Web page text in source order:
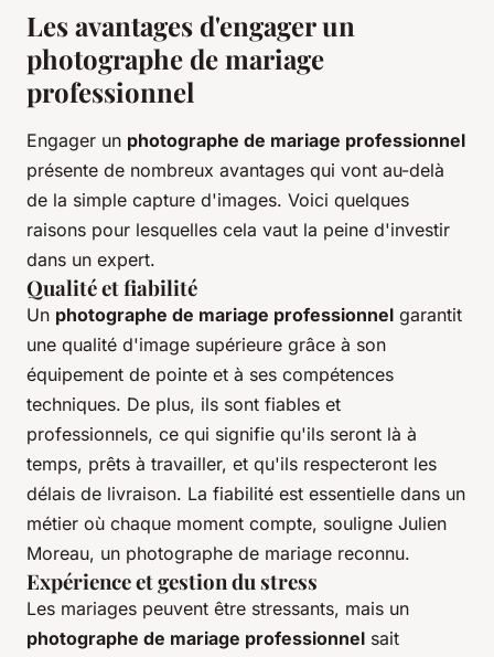
Les avantages d'engager un
photographe de mariage
professionnel
Engager un photographe de mariage professionnel
présente de nombreux avantages qui vont au-delà
de la simple capture d'images. Voici quelques
raisons pour lesquelles cela vaut la peine d'investir
dans un expert.
Qualité et fiabilité
Un photographe de mariage professionnel garantit
une qualité d'image supérieure grâce à son
équipement de pointe et à ses compétences
techniques. De plus, ils sont fiables et
professionnels, ce qui signifie qu'ils seront là à
temps, prêts à travailler, et qu'ils respecteront les
délais de livraison. La fiabilité est essentielle dans un
métier où chaque moment compte, souligne Julien
Moreau, un photographe de mariage reconnu.
Expérience et gestion du stress
Les mariages peuvent être stressants, mais un
photographe de mariage professionnel sait